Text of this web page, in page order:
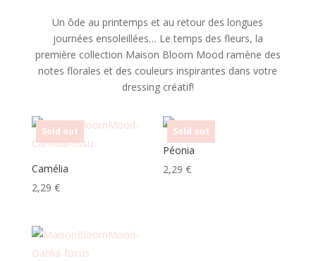
Un ôde au printemps et au retour des longues
journées ensoleillées… Le temps des fleurs, la
première collection Maison Bloom Mood ramène des
notes florales et des couleurs inspirantes dans votre
dressing créatif!
Sold out
Camélia
2,29 €
Sold out
Péonia
2,29€